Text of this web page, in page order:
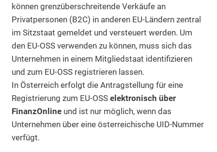
können grenzüberschreitende Verkäufe an
Privatpersonen (B2C) in anderen EU-Ländern zentral
im Sitzstaat gemeldet und versteuert werden. Um
den EU-OSS verwenden zu können, muss sich das
Unternehmen in einem Mitgliedstaat identifizieren
und zum EU-OSS registrieren lassen.
In Österreich erfolgt die Antragstellung für eine
Registrierung zum EU-OSS elektronisch über
FinanzOnline und ist nur möglich, wenn das
Unternehmen über eine österreichische UID-Nummer
verfügt.